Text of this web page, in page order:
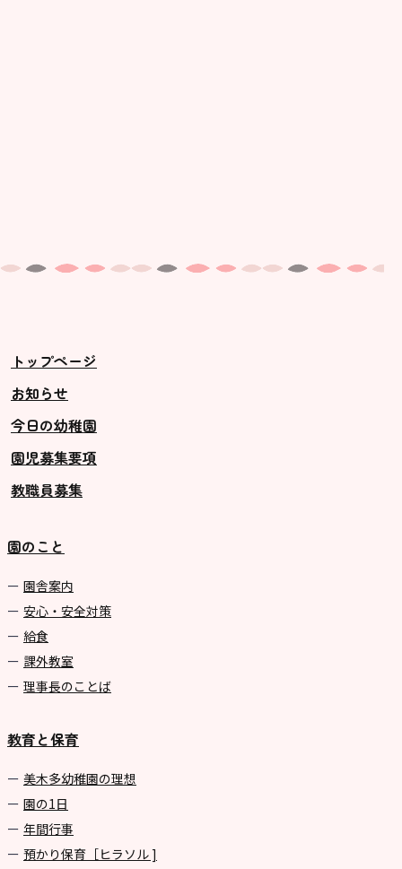
トップページ
お知らせ
今日の幼稚園
園児募集要項
教職員募集
園のこと
園舎案内
安心・安全対策
給食
課外教室
理事長のことば
教育と保育
美⽊多幼稚園の理想
園の1⽇
年間⾏事
預かり保育［ヒラソル ]
未就園児クラス
ス ]
2歳児ひとり登園［ゆず組 ]
グループ施設・
関係先リンク
学校法⼈諏訪森学園 諏訪森幼稚
園
⼤阪府私⽴幼稚園連盟
社会福祉法人野田福祉会